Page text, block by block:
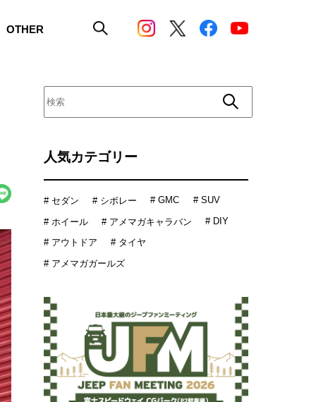
OTHER
人気カテゴリー
# セダン # シボレー # GMC # SUV
# ホイール # アメマガキャラバン # DIY
# アウトドア
# タイヤ
# アメマガガールズ